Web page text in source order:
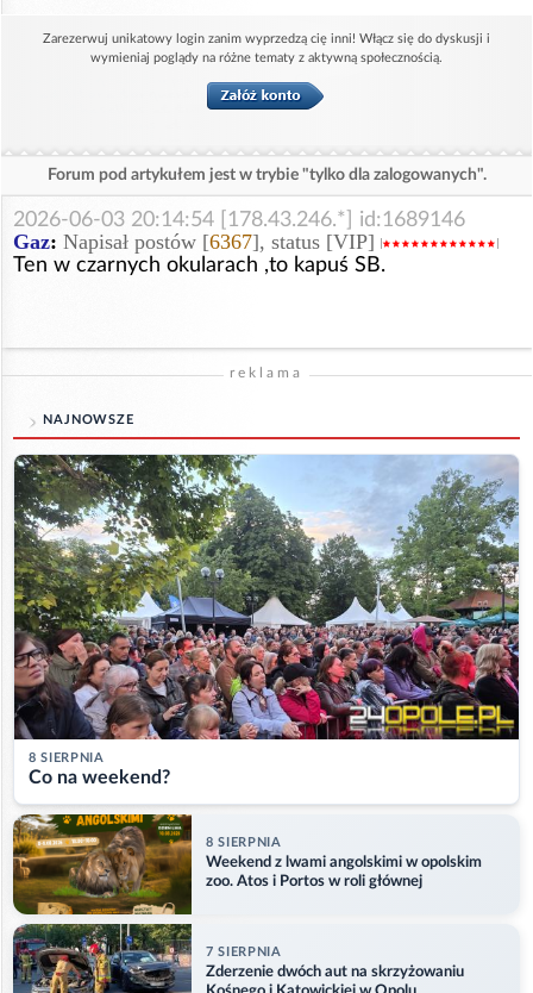
Zarezerwuj unikatowy login zanim wyprzedzą cię inni! Włącz się do dyskusji i
wymieniaj poglądy na różne tematy z aktywną społecznością.
Forum pod artykułem jest w trybie "tylko dla zalogowanych".
2026-06-03 20:14:54 [178.43.246.*] id:1689146
Gaz: Napisał postów [6367], status [VIP]
Ten w czarnych okularach ,to kapuś SB.
reklama
NAJNOWSZE
8 SIERPNIA
Co na weekend?
8 SIERPNIA
Weekend z lwami angolskimi w opolskim
zoo. Atos i Portos w roli głównej
7 SIERPNIA
Zderzenie dwóch aut na skrzyżowaniu